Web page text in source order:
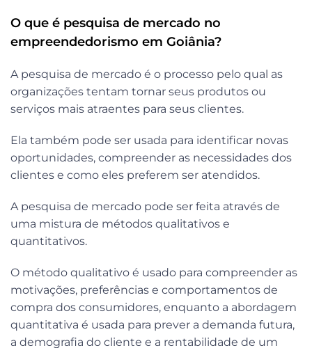
O que é pesquisa de mercado no
empreendedorismo em Goiânia?
A pesquisa de mercado é o processo pelo qual as
organizações tentam tornar seus produtos ou
serviços mais atraentes para seus clientes.
Ela também pode ser usada para identificar novas
oportunidades, compreender as necessidades dos
clientes e como eles preferem ser atendidos.
A pesquisa de mercado pode ser feita através de
uma mistura de métodos qualitativos e
quantitativos.
O método qualitativo é usado para compreender as
motivações, preferências e comportamentos de
compra dos consumidores, enquanto a abordagem
quantitativa é usada para prever a demanda futura,
a demografia do cliente e a rentabilidade de um